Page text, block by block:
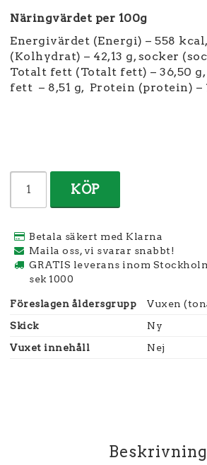
Näringvärdet per 100g
Energivärdet (Energi) – 558
(Kolhydrat) – 42,13 g, socker
Totalt fett (Totalt fett) – 36,50
fett – 8,51 g, Protein (protein) –
KÖP
Betala säkert med Klarna
Maila oss, vi svarar snabbt!
GRATIS leverans inom
sek 1000
Föreslagen åldersgrupp
Vuxen
Skick
Ny
Vuxet innehåll
Nej
Beskrivning